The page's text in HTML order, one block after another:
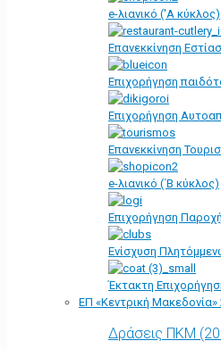
e-λιανικό ('Α κύκλος)
Επανεκκίνηση
Επιχορήγηση
Επιχορήγηση
Επανεκκίνηση
e-λιανικό (΄Β κύκλος)
Επιχορήγηση
Ενίσχυση
Έκτακτη
ΕΠ «Kεντρική Μακεδονία»
Δράσεις ΠΚΜ